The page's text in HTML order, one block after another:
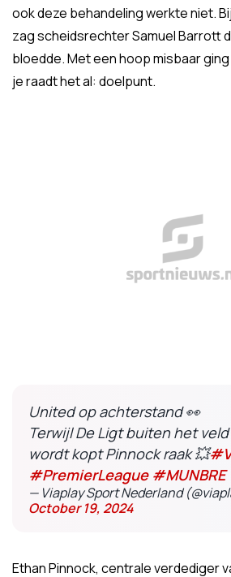
ook deze behandeling werkte niet.
zag scheidsrechter Samuel Barrott
bloedde. Met een hoop misbaar ging
je raadt het al: doelpunt.
United op achterstand 👀
Terwijl De Ligt buiten het
wordt kopt Pinnock raak 💥
#PremierLeague #MUNBRE
— Viaplay Sport Nederland
October 19, 2024
Ethan Pinnock, centrale verdediger